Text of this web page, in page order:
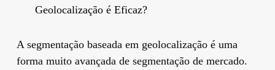
Geolocalização é Eficaz?
A segmentação baseada em geolocalização é uma
forma muito avançada de segmentação de mercado.